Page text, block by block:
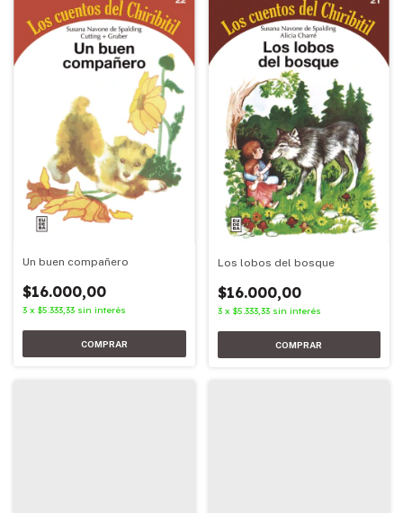
Un buen compañero
$16.000,00
3 x $5.333,33 sin interés
Los lobos del bosque
$16.000,00
3 x $5.333,33 sin interés